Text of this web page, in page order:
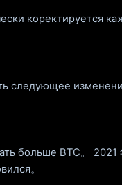
коректируется
следующее
больше BTC。 2021
。